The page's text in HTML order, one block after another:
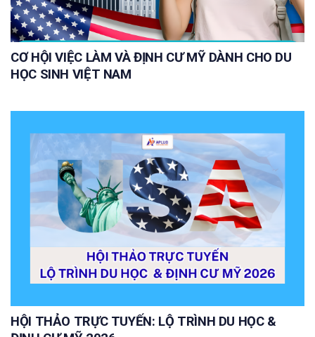
CƠ HỘI VIỆC LÀM VÀ ĐỊNH CƯ MỸ DÀNH CHO DU
HỌC SINH VIỆT NAM
HỘI THẢO TRỰC TUYẾN: LỘ TRÌNH DU HỌC &